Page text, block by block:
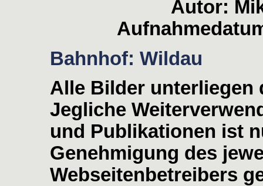
Autor:
Bahnhof: Wildau
Alle Bilder unterliegen
Jegliche
und Publikationen ist
Genehmigung des
Webseitenbetreibers